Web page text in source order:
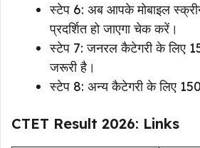
स्टेप 6: अब आपके मोबाइल
प्रदर्शित हो जाएगा चेक करें।
स्टेप 7: जनरल कैटेगरी के लिए
जरूरी है।
स्टेप 8: अन्य कैटेगरी के लिए
CTET Result 2026: Links